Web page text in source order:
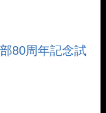
80周年記念試